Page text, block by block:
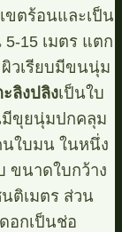
ขตร้อนและเป็น
15 เมตร แตก
วเรียบมีขนนุ่ม
ลิงปลิงเป็นใบ
มีขุยนุ่มปกคลุม
ใบมน ในหนึ่ง
ขนาดใบกว้าง
ติเมตร ส่วน
อกเป็นช่อ